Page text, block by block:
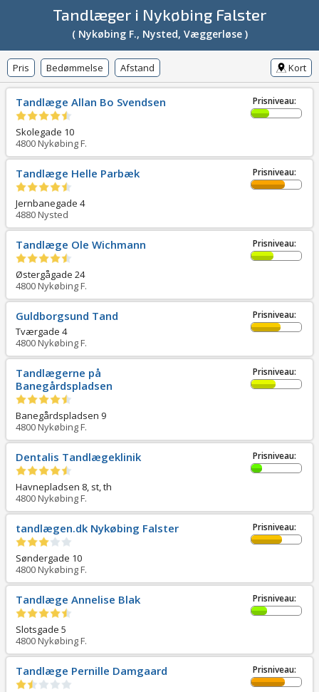
Tandlæger i Nykøbing Falster
( Nykøbing F., Nysted, Væggerløse )
Pris Bedømmelse Afstand Kort
Tandlæge Allan Bo Svendsen
Skolegade 10
4800Nykøbing F.
Prisniveau:
Tandlæge Helle Parbæk
Jernbanegade 4
4880Nysted
Prisniveau:
Tandlæge Ole Wichmann
Østergågade 24
4800Nykøbing F.
Prisniveau:
Guldborgsund Tand
Tværgade 4
4800Nykøbing F.
Prisniveau:
Tandlægerne på
Banegårdspladsen
Banegårdspladsen 9
4800Nykøbing F.
Prisniveau:
Dentalis Tandlægeklinik
Havnepladsen 8, st, th
4800Nykøbing F.
Prisniveau:
tandlægen.dk Nykøbing Falster
Søndergade 10
4800Nykøbing F.
Prisniveau:
Tandlæge Annelise Blak
Slotsgade 5
4800Nykøbing F.
Prisniveau:
Tandlæge Pernille Damgaard Prisniveau: